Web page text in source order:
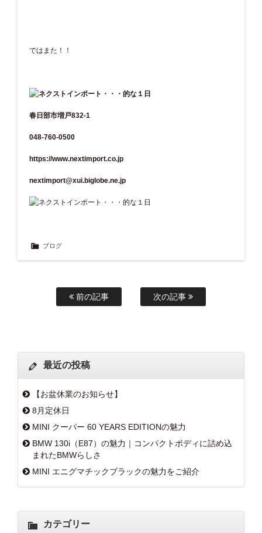
ではまた！！
春日部市増戸832-1
048-760-0500
https://www.nextimport.co.jp
nextimport@xui.biglobe.ne.jp
ブログ
前の記事 次の記事
最近の投稿
【お盆休業のお知らせ】
8月定休日
MINI クーパー 60 YEARS EDITIONの魅力
BMW 130i（E87）の魅力｜コンパクトボディに詰め込
まれたBMWらしさ
MINI エニグマチックブラックの魅力をご紹介
カテゴリー